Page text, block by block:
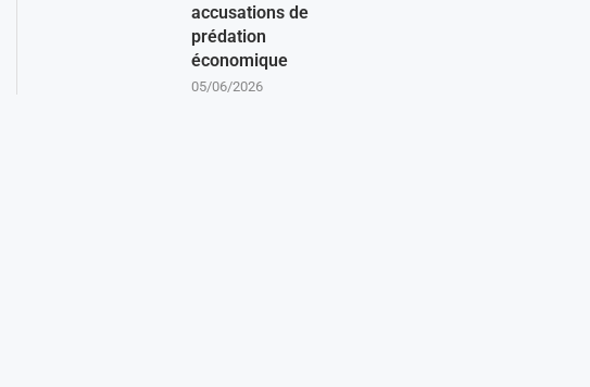
accusations de
prédation
économique
05/06/2026